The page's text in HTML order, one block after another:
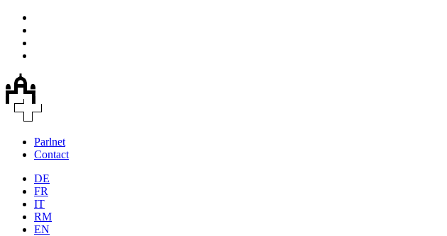
Parlnet
Contact
DE
FR
IT
RM
EN